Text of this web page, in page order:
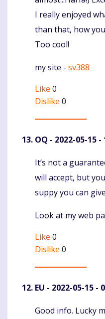
I really enjoyed
than that, how
Too cool!
my site - sv388
Like 0
Dislike 0
OQ - 2022-05-15 -
Komentaras
It’s not a
will accept, but
suppy you can
Look at my web
Like 0
Dislike 0
EU - 2022-05-15 -
Komentaras
Good info. Lucky